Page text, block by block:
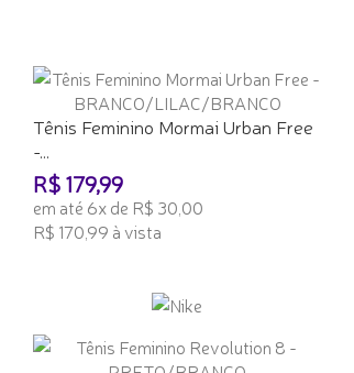
Tênis Feminino Mormai Urban Free
-...
R$ 179,99
em até 6x de R$ 30,00
R$ 170,99 à vista